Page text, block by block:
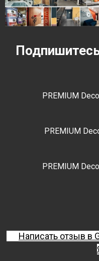
PREMIUM
PREMIUM
PREMIUM
Написать отзыв в